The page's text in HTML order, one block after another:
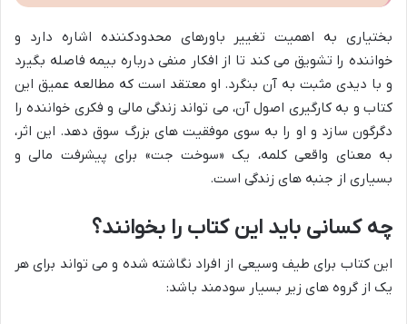
بختیاری به اهمیت تغییر باورهای محدودکننده اشاره دارد و
خواننده را تشویق می کند تا از افکار منفی درباره بیمه فاصله بگیرد
و با دیدی مثبت به آن بنگرد. او معتقد است که مطالعه عمیق این
کتاب و به کارگیری اصول آن، می تواند زندگی مالی و فکری خواننده را
دگرگون سازد و او را به سوی موفقیت های بزرگ سوق دهد. این اثر،
به معنای واقعی کلمه، یک «سوخت جت» برای پیشرفت مالی و
بسیاری از جنبه های زندگی است.
چه کسانی باید این کتاب را بخوانند؟
این کتاب برای طیف وسیعی از افراد نگاشته شده و می تواند برای هر
یک از گروه های زیر بسیار سودمند باشد: